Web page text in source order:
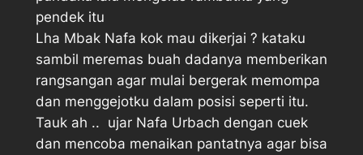
pendek itu
Lha Mbak Nafa kok mau dikerjai ? kataku
sambil meremas buah dadanya memberikan
rangsangan agar mulai bergerak memompa
dan menggejotku dalam posisi seperti itu.
Tauk ah ..  ujar Nafa Urbach dengan cuek
dan mencoba menaikan pantatnya agar bisa